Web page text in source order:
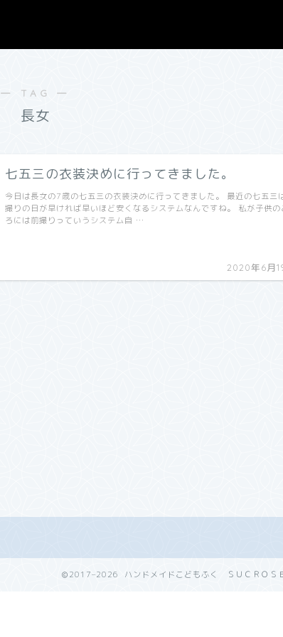
― TAG ―
長女
七五三の衣装決めに行ってきました。
2020年6月
今日は長女の7歳の七五三の衣装決めに行ってきました。 最近の七五三
撮りの日が早ければ早いほど安くなるシステムなんですね。 私が子供の
ろには前撮りっていうシステム自 …
2017–2026 ハンドメイドこどもふく ＳＵＣＲＯＳ